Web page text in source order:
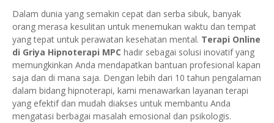
Dalam dunia yang semakin cepat dan serba sibuk, banyak
orang merasa kesulitan untuk menemukan waktu dan tempat
yang tepat untuk perawatan kesehatan mental. Terapi Online
di Griya Hipnoterapi MPC hadir sebagai solusi inovatif yang
memungkinkan Anda mendapatkan bantuan profesional kapan
saja dan di mana saja. Dengan lebih dari 10 tahun pengalaman
dalam bidang hipnoterapi, kami menawarkan layanan terapi
yang efektif dan mudah diakses untuk membantu Anda
mengatasi berbagai masalah emosional dan psikologis.